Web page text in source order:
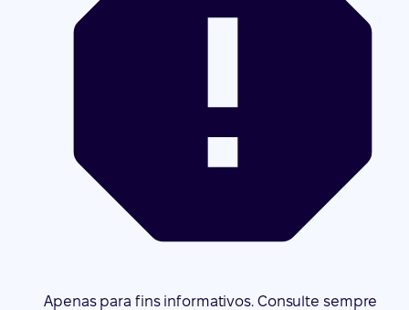
Apenas para fins informativos. Consulte sempre